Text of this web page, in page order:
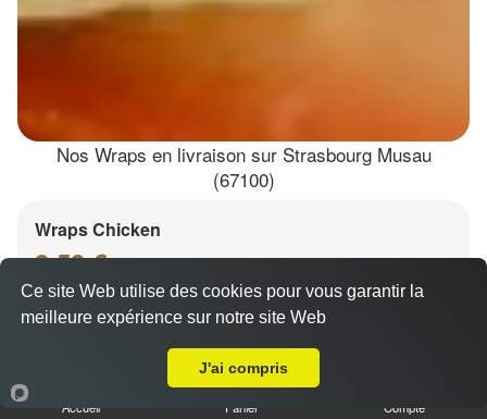
Nos Wraps en livraison sur Strasbourg Musau
(67100)
Wraps Chicken
8.50 €
Accueil Panier Compte
Ce site Web utilise des cookies pour vous garantir la
meilleure expérience sur notre site Web
J'ai compris